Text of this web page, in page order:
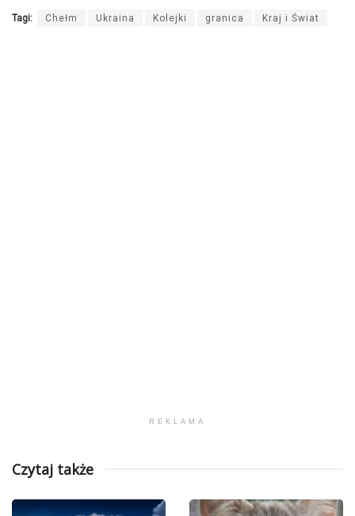
Tagi: Chełm Ukraina Kolejki granica Kraj i Świat
REKLAMA
Czytaj także